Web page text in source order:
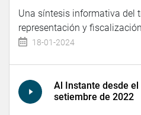
Una síntesis informativa del
representación y
18-01-2024
Al Instante desde
setiembre de 2022